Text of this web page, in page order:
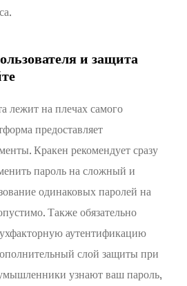
и защита
лежит на плечах самого
предоставляет
Кракен рекомендует сразу
пароль на сложный и
одинаковых паролей на
Также обязательно
аутентификацию
слой защиты при
узнают ваш пароль,